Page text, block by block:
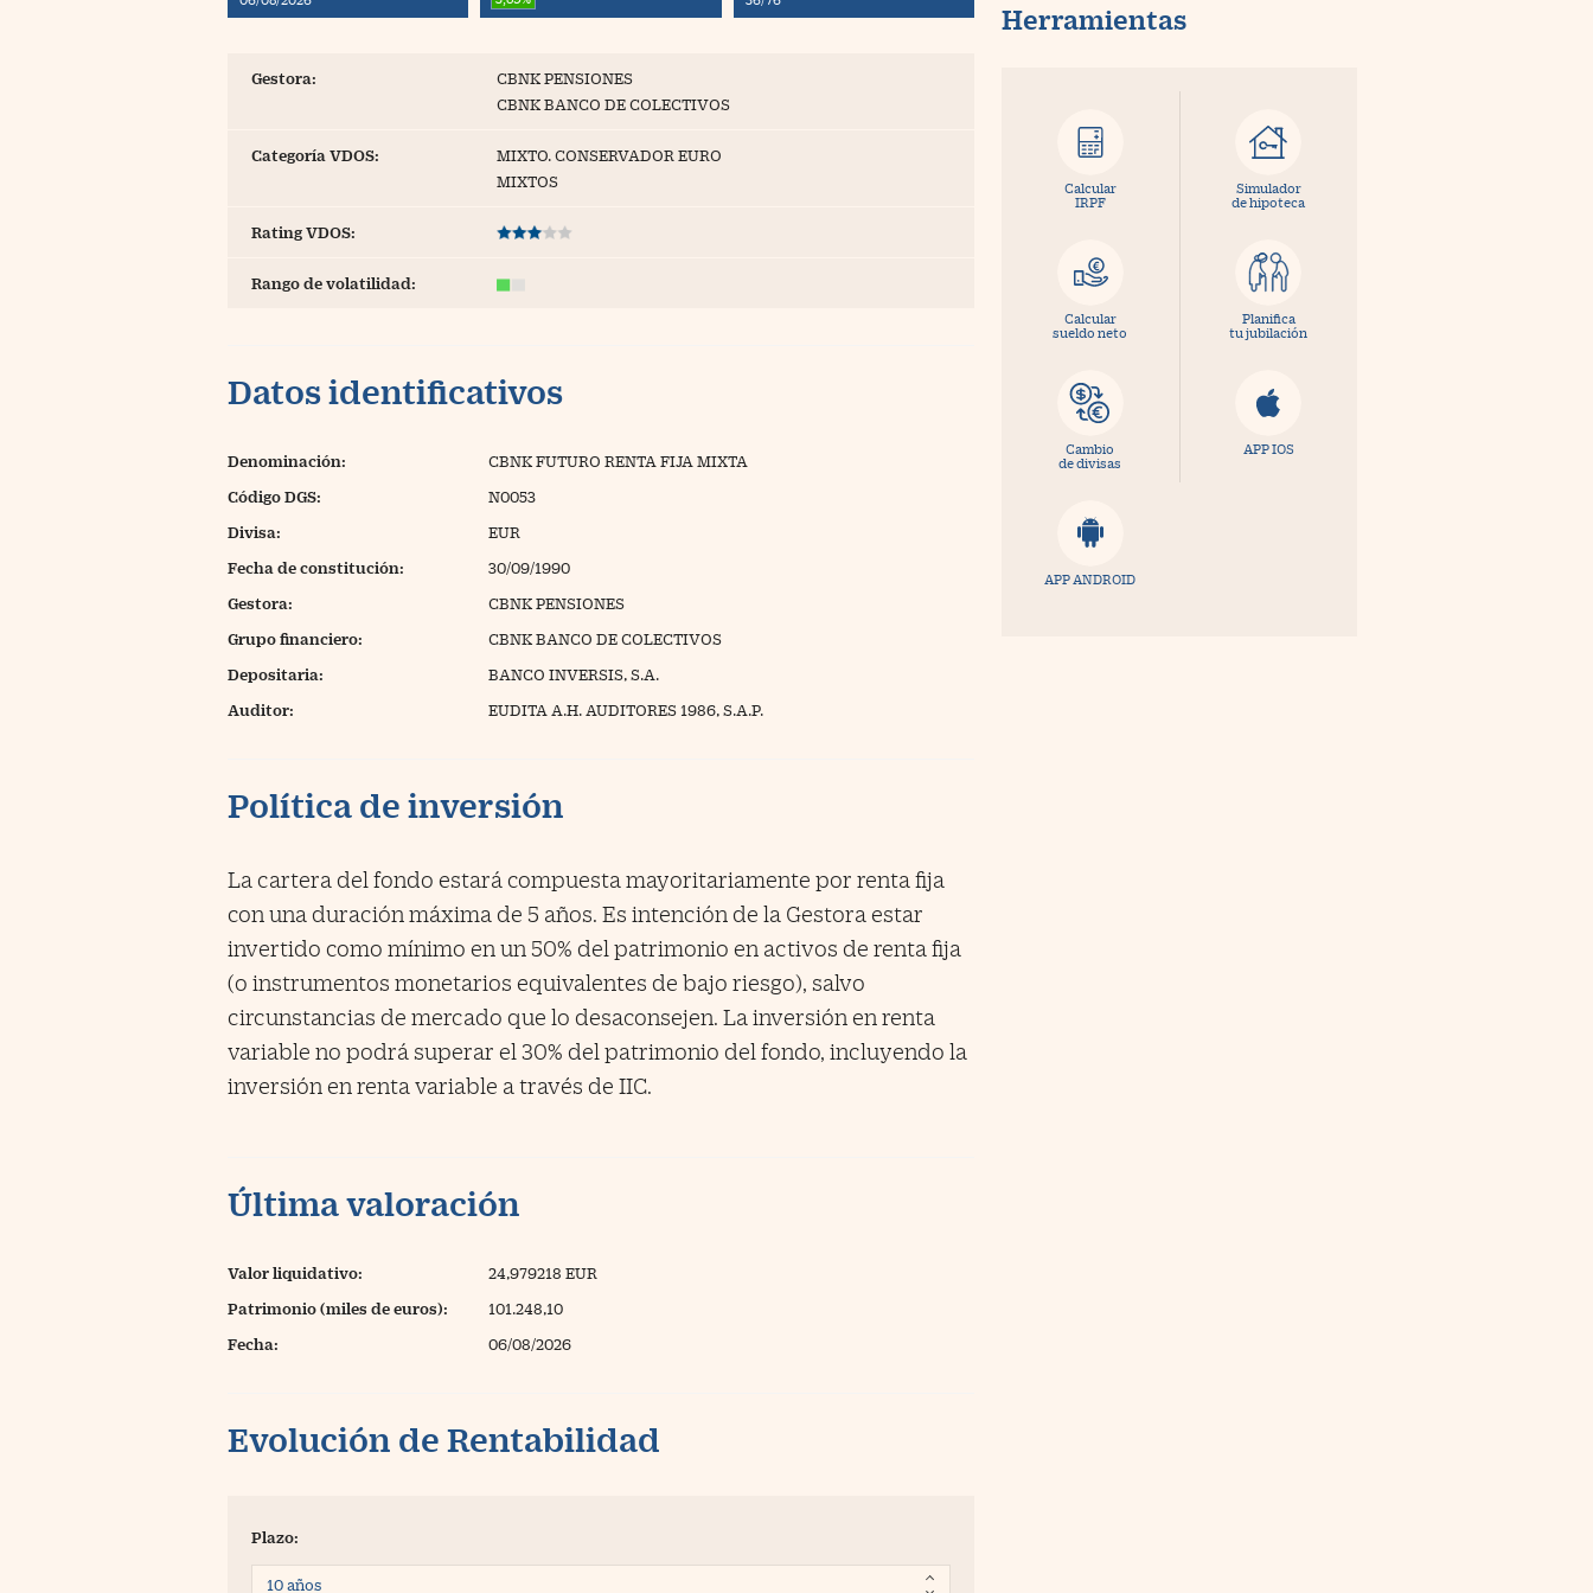
Blogs
Gestora:
CBNK PENSIONES
CBNK BANCO DE COLECTIVOS
Categoría VDOS:
MIXTO. CONSERVADOR EURO
MIXTOS
Rating VDOS:
Rango de volatilidad:
Datos identificativos
Denominación: CBNK FUTURO RENTA FIJA MIXTA
Código DGS: N0053
Divisa: EUR
Fecha de constitución: 30/09/1990
Gestora: CBNK PENSIONES
Grupo financiero: CBNK BANCO DE COLECTIVOS
Depositaria: BANCO INVERSIS, S.A.
Auditor: EUDITA A.H. AUDITORES 1986, S.A.P.
Política de inversión
La cartera del fondo estará compuesta mayoritariamente por renta fija
con una duración máxima de 5 años. Es intención de la Gestora estar
invertido como mínimo en un 50% del patrimonio en activos de renta fija
(o instrumentos monetarios equivalentes de bajo riesgo), salvo
circunstancias de mercado que lo desaconsejen. La inversión en renta
variable no podrá superar el 30% del patrimonio del fondo, incluyendo la
inversión en renta variable a través de IIC.
Última valoración
Valor liquidativo: 24,979218 EUR
Patrimonio (miles de euros): 101.248,10
Fecha: 06/08/2026
Evolución de Rentabilidad
Plazo:
Herramientas
Calcular
IRPF
Simulador
de hipoteca
Calcular
sueldo neto
Planifica
tu jubilación
Cambio
de divisas
APP IOS
APP ANDROID